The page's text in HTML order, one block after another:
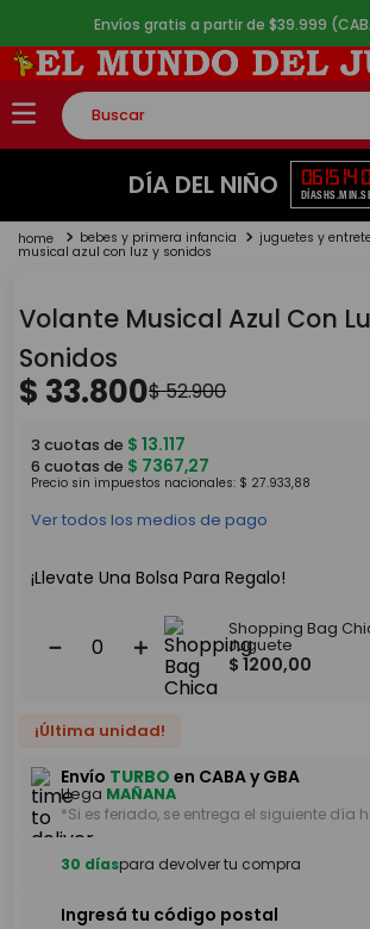
Envíos gratis a partir de $39.999
Buscar
TÉRMINOS MÁS BUSCADOS
2.
lego
4
monopatin
5. toy story
DÍA DEL NIÑO 06
DÍAS
15
HS.
14
MIN.
bebes y primera infancia juguetes y
musical azul con luz y sonidos
Volante Musical Azul Con
Sonidos
$ 33.800$52.900
3 cuotas de $ 13.117
6 cuotas de $ 7367,27
Precio sin impuestos nacionales: $ 27.933,88
Ver todos los medios de pago
¡Llevate Una Bolsa Para Regalo!
＋
－
Shopping Bag
Juguete
$ 1200,00
¡Última unidad!
Envío TURBO en CABA y GBA
Llega MAÑANA
*Si es feriado, se entrega el siguiente día
30 díaspara devolver tu compra
Ingresá tu código postal